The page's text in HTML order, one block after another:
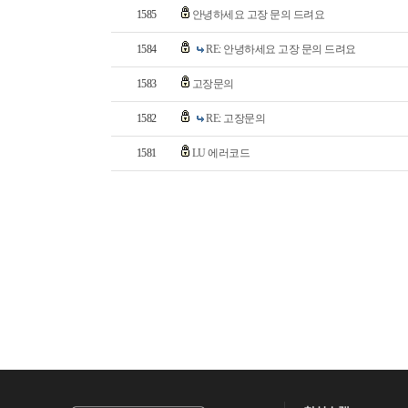
1585 안녕하세요 고장 문의 드려요
1584 RE: 안녕하세요 고장 문의 드려요
1583 고장문의
1582 RE: 고장문의
1581 LU 에러코드